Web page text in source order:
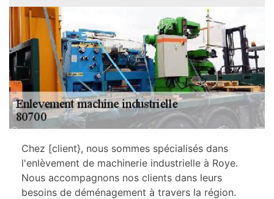
Chez [client}, nous sommes spécialisés dans
l'enlèvement de machinerie industrielle à Roye.
Nous accompagnons nos clients dans leurs
besoins de déménagement à travers la région.